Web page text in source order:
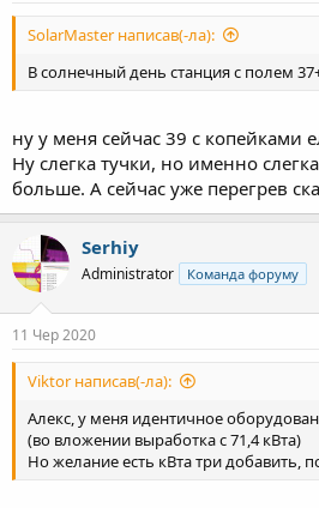
SolarMaster написав(-ла):
В солнечный день станция с полем
ну у меня сейчас 39 с копейками
Ну слегка тучки, но именно
больше. А сейчас уже перегрев
Serhiy
Administrator Команда форуму
11 Чер 2020
Viktor написав(-ла):
Алекс, у меня идентичное
(во вложении выработка с 71,4 кВта)
Но желание есть кВта три добавить,